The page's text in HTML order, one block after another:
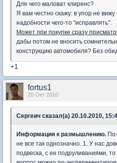
Для чего маловат клиренс?
Я вам честно скажу: в упор не
надобности чего-то "исправлять".
Может при покупке сразу
дабы потом не вносить
конструкцию автомобиля? Без
+1
fortus1
20 Окт 2010
Сергеич сказал(а) 20.10.2010,
Информация к размышлению.
не все так однозначно. 1. У нас
подвеска, с ее подруливаниями,